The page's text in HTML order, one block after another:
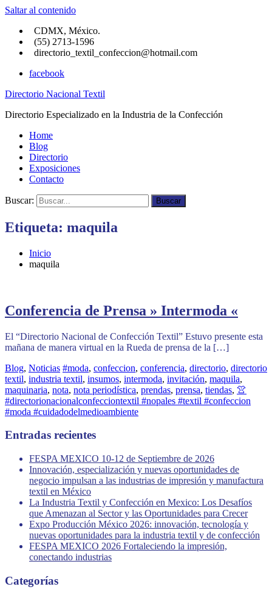
Saltar al contenido
CDMX, México.
(55) 2713-1596
directorio_textil_confeccion@hotmail.com
facebook
Directorio Nacional Textil
Directorio Especializado en la Industria de la Confección
Home
Blog
Directorio
Exposiciones
Contacto
Buscar: Buscar
Etiqueta: maquila
Inicio
maquila
Conferencia de Prensa » Intermoda «
El “Directorio Nacional de Confección Textil” Estuvo presente esta
mañana de manera virtual en la Rueda de prensa de la […]
Blog, Noticias #moda, confeccion, conferencia, directorio, directorio
textil, industria textil, insumos, intermoda, invitación, maquila,
maquinaria, nota, nota periodística, prendas, prensa, tiendas, 👚
#directorionacionalconfecciontextil #nopales #textil #confeccion
#moda #cuidadodelmedioambiente
Entradas recientes
FESPA MEXICO 10-12 de Septiembre de 2026
Innovación, especialización y nuevas oportunidades de
negocio impulsan a las industrias de impresión y manufactura
textil en México
La Industria Textil y Confección en Mexico: Los Desafíos
que Amenazan al Sector y las Oportunidades para Crecer
Expo Producción México 2026: innovación, tecnología y
nuevas oportunidades para la industria textil y de confección
FESPA MEXICO 2026 Fortaleciendo la impresión,
conectando industrias
Categorías